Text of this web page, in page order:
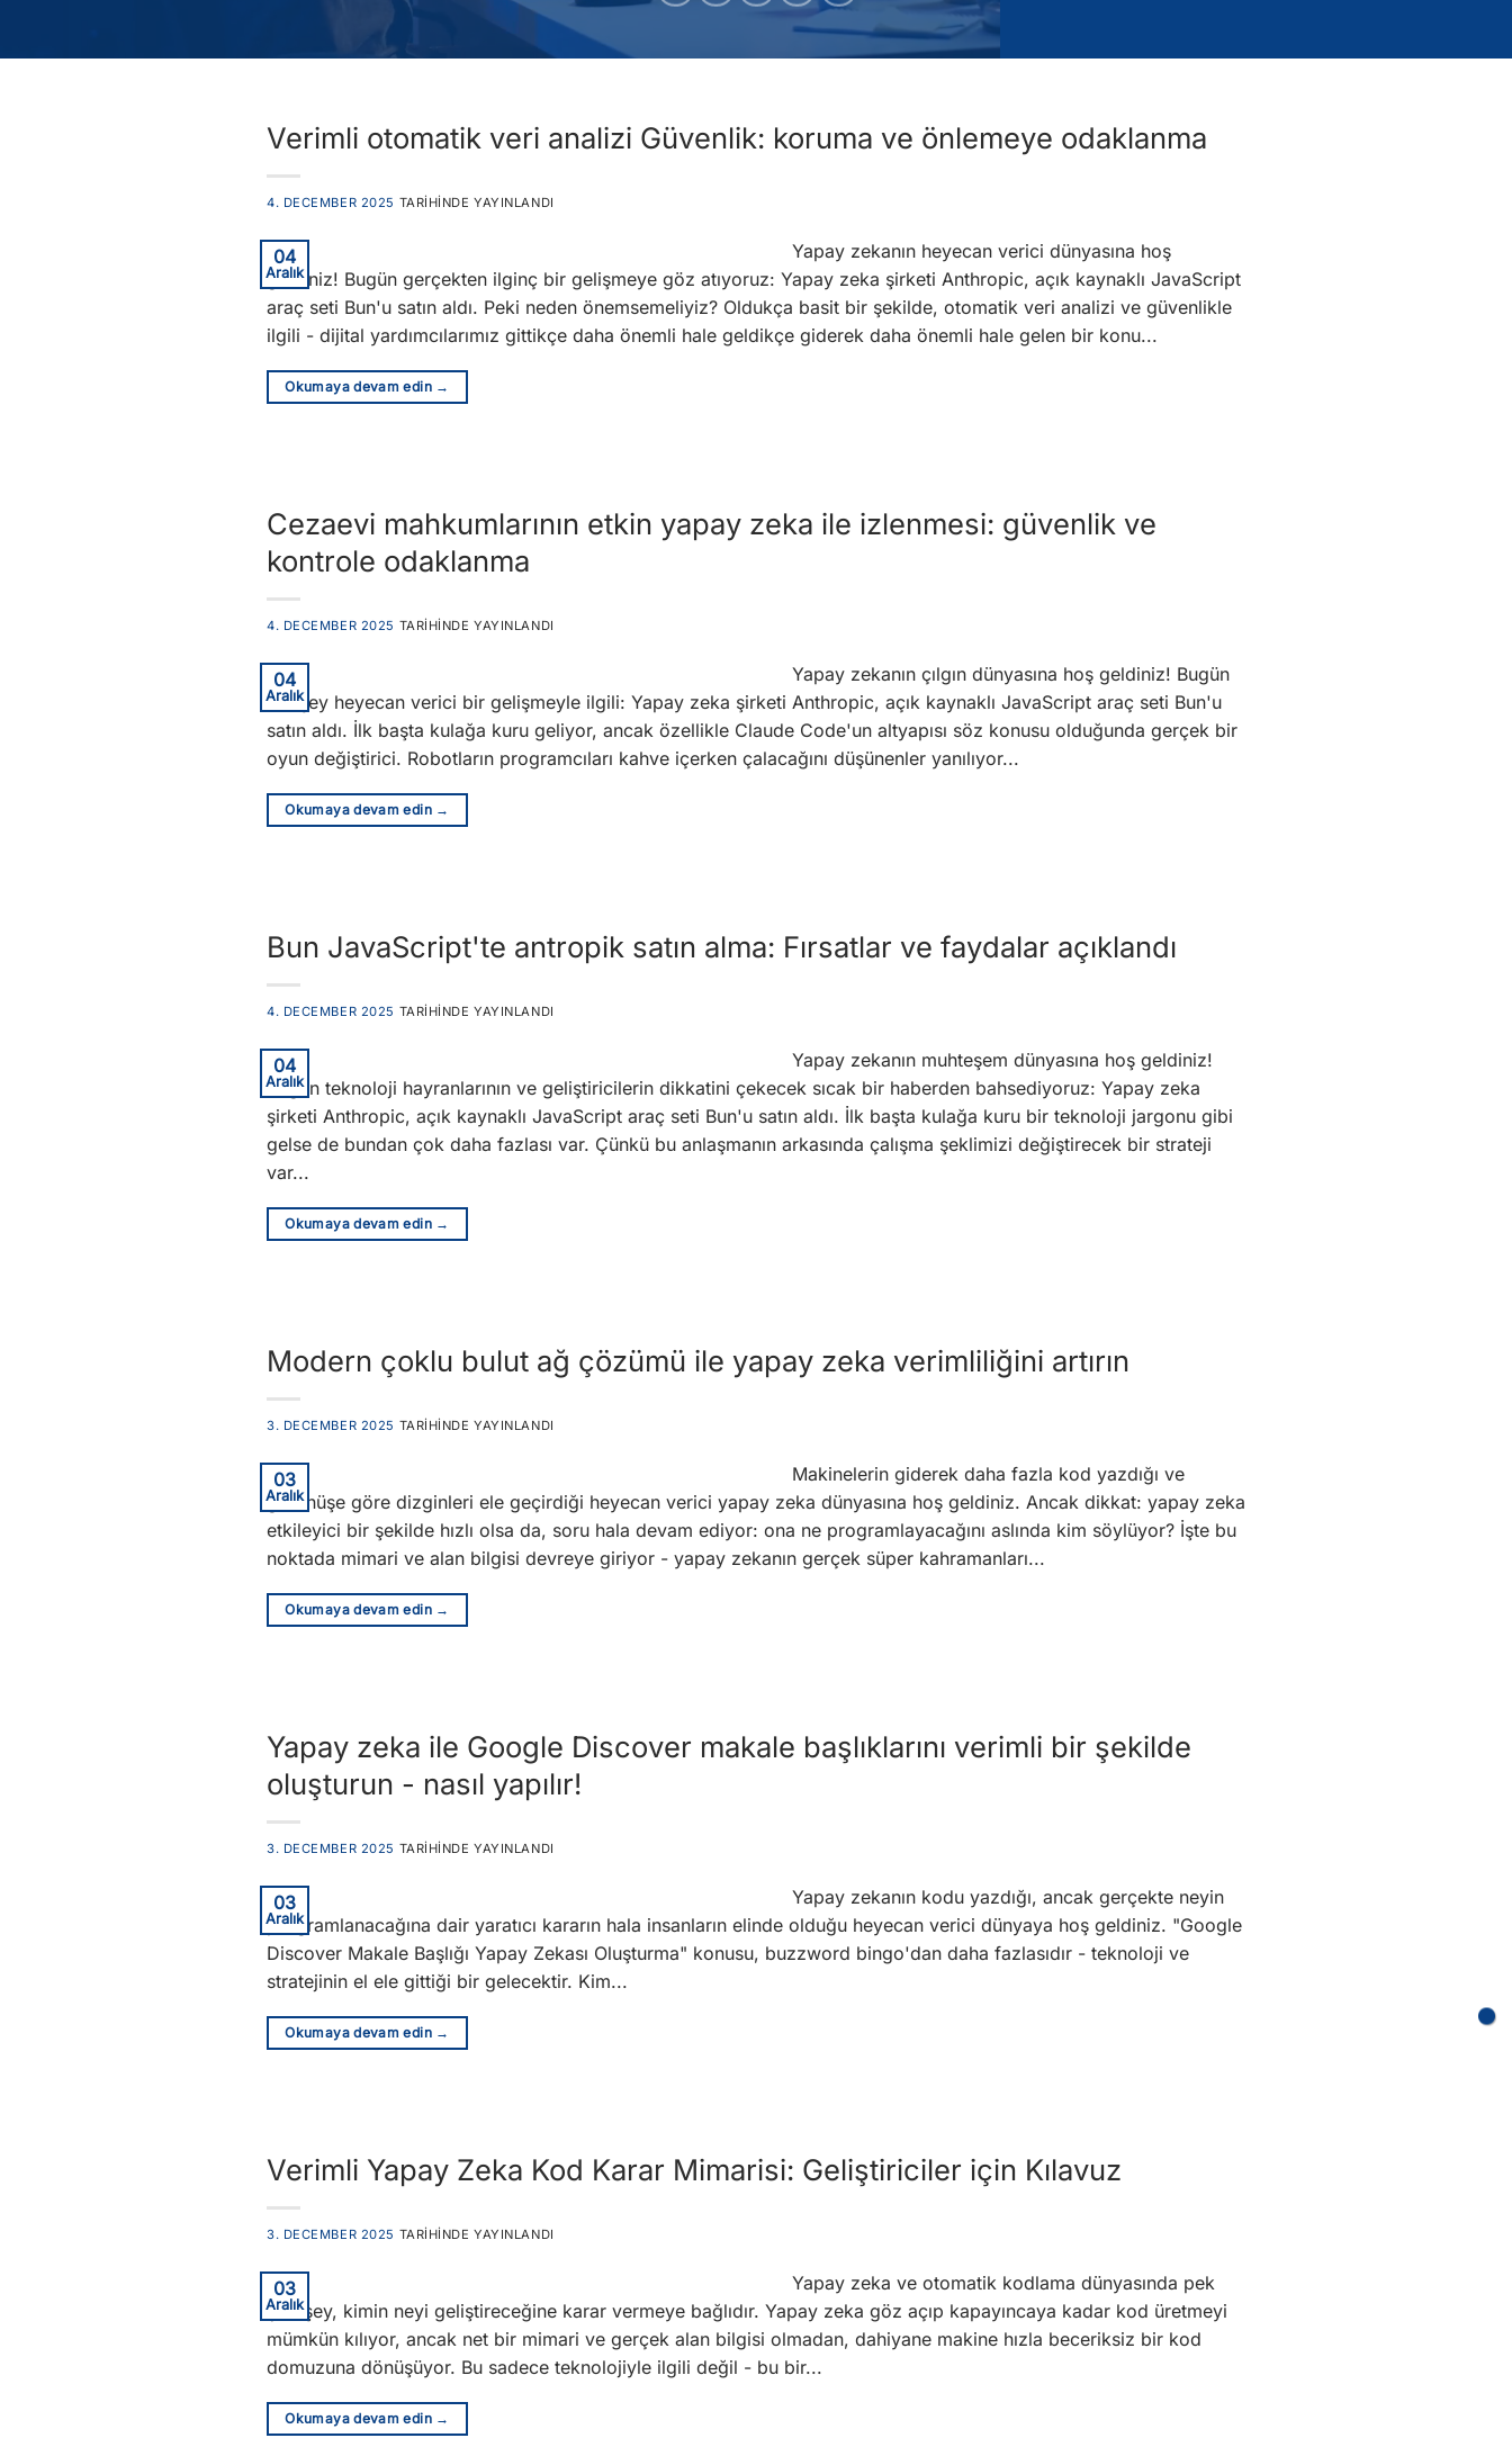
Verimli otomatik veri analizi Güvenlik: koruma ve önlemeye odaklanma
4. DECEMBER 2025 TARIHINDE YAYINLANDI
04
Aralık
Yapay zekanın heyecan verici dünyasına hoş
geldiniz! Bugün gerçekten ilginç bir gelişmeye göz atıyoruz: Yapay zeka şirketi Anthropic, açık kaynaklı JavaScript
araç seti Bun'u satın aldı. Peki neden önemsemeliyiz? Oldukça basit bir şekilde, otomatik veri analizi ve güvenlikle
ilgili - dijital yardımcılarımız gittikçe daha önemli hale geldikçe giderek daha önemli hale gelen bir konu...
Okumaya devam edin →
Cezaevi mahkumlarının etkin yapay zeka ile izlenmesi: güvenlik ve
kontrole odaklanma
4. DECEMBER 2025 TARIHINDE YAYINLANDI
04
Aralık
Yapay zekanın çılgın dünyasına hoş geldiniz! Bugün
her şey heyecan verici bir gelişmeyle ilgili: Yapay zeka şirketi Anthropic, açık kaynaklı JavaScript araç seti Bun'u
satın aldı. İlk başta kulağa kuru geliyor, ancak özellikle Claude Code'un altyapısı söz konusu olduğunda gerçek bir
oyun değiştirici. Robotların programcıları kahve içerken çalacağını düşünenler yanılıyor...
Okumaya devam edin →
Bun JavaScript'te antropik satın alma: Fırsatlar ve faydalar açıklandı
4. DECEMBER 2025 TARIHINDE YAYINLANDI
04
Aralık
Yapay zekanın muhteşem dünyasına hoş geldiniz!
Bugün teknoloji hayranlarının ve geliştiricilerin dikkatini çekecek sıcak bir haberden bahsediyoruz: Yapay zeka
şirketi Anthropic, açık kaynaklı JavaScript araç seti Bun'u satın aldı. İlk başta kulağa kuru bir teknoloji jargonu gibi
gelse de bundan çok daha fazlası var. Çünkü bu anlaşmanın arkasında çalışma şeklimizi değiştirecek bir strateji
var...
Okumaya devam edin →
Modern çoklu bulut ağ çözümü ile yapay zeka verimliliğini artırın
3. DECEMBER 2025 TARIHINDE YAYINLANDI
03
Aralık
Makinelerin giderek daha fazla kod yazdığı ve
görünüşe göre dizginleri ele geçirdiği heyecan verici yapay zeka dünyasına hoş geldiniz. Ancak dikkat: yapay zeka
etkileyici bir şekilde hızlı olsa da, soru hala devam ediyor: ona ne programlayacağını aslında kim söylüyor? İşte bu
noktada mimari ve alan bilgisi devreye giriyor - yapay zekanın gerçek süper kahramanları...
Okumaya devam edin →
Yapay zeka ile Google Discover makale başlıklarını verimli bir şekilde
oluşturun - nasıl yapılır!
3. DECEMBER 2025 TARIHINDE YAYINLANDI
03
Aralık
Yapay zekanın kodu yazdığı, ancak gerçekte neyin
programlanacağına dair yaratıcı kararın hala insanların elinde olduğu heyecan verici dünyaya hoş geldiniz. "Google
Discover Makale Başlığı Yapay Zekası Oluşturma" konusu, buzzword bingo'dan daha fazlasıdır - teknoloji ve
stratejinin el ele gittiği bir gelecektir. Kim...
Okumaya devam edin →
Verimli Yapay Zeka Kod Karar Mimarisi: Geliştiriciler için Kılavuz
3. DECEMBER 2025 TARIHINDE YAYINLANDI
03
Aralık
Yapay zeka ve otomatik kodlama dünyasında pek
çok şey, kimin neyi geliştireceğine karar vermeye bağlıdır. Yapay zeka göz açıp kapayıncaya kadar kod üretmeyi
mümkün kılıyor, ancak net bir mimari ve gerçek alan bilgisi olmadan, dahiyane makine hızla beceriksiz bir kod
domuzuna dönüşüyor. Bu sadece teknolojiyle ilgili değil - bu bir...
Okumaya devam edin →